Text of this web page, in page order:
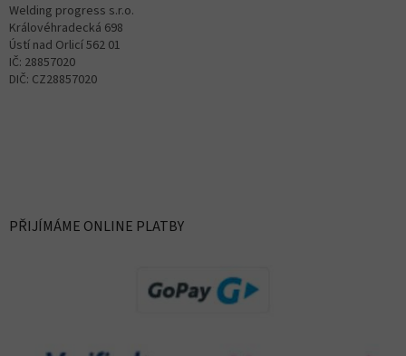
Welding progress s.r.o.
Královéhradecká 698
Ústí nad Orlicí 562 01
IČ: 28857020
DIČ: CZ28857020
PŘIJÍMÁME ONLINE PLATBY